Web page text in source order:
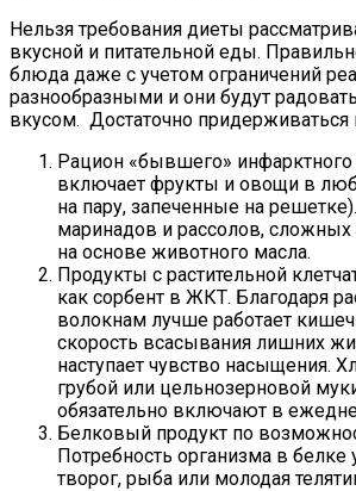
Нельзя требования диеты
вкусной и питательной еды.
блюда даже с учетом ограничений
разнообразными и они будут
вкусом. Достаточно придерживаться
Рацион «бывшего» инфарктного
включает фрукты и овощи в
на пару, запеченные на
маринадов и рассолов, сложных
на основе животного масла.
Продукты с растительной
как сорбент в ЖКТ. Благодаря
волокнам лучше работает
скорость всасывания лишних
наступает чувство насыщения.
грубой или цельнозерновой
обязательно включают в
Белковый продукт по
Потребность организма в
творог, рыба или молодая